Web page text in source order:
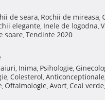
de seara, Rochii de mireasa,
elegante, Inele de logodna,
soare, Tendinte 2020
, Inima, Psihologie,
, Colesterol, Anticonceptionale,
, Oftalmologie, Avort, Ceai verde,